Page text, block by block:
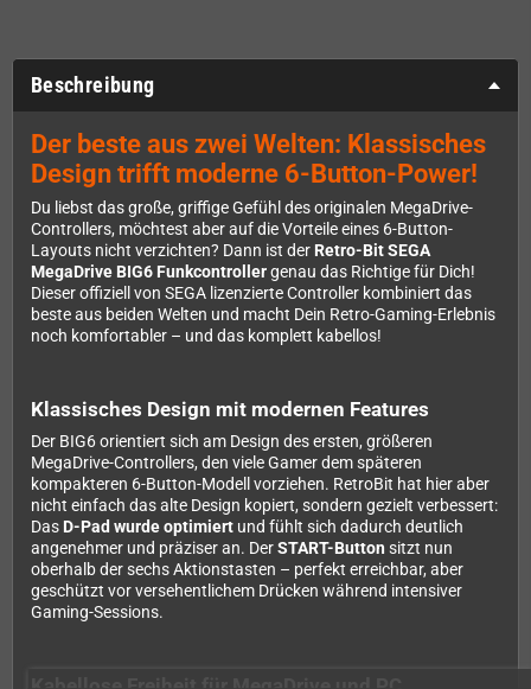
Beschreibung
Der beste aus zwei Welten: Klassisches
Design trifft moderne 6-Button-Power!
Du liebst das große, griffige Gefühl des originalen MegaDrive-
Controllers, möchtest aber auf die Vorteile eines 6-Button-
Layouts nicht verzichten? Dann ist der Retro-Bit SEGA
MegaDrive BIG6 Funkcontrollergenau das Richtige für Dich!
Dieser offiziell von SEGA lizenzierte Controller kombiniert das
beste aus beiden Welten und macht Dein Retro-Gaming-Erlebnis
noch komfortabler – und das komplett kabellos!
Klassisches Design mit modernen Features
Der BIG6 orientiert sich am Design des ersten, größeren
MegaDrive-Controllers, den viele Gamer dem späteren
kompakteren 6-Button-Modell vorziehen. RetroBit hat hier aber
nicht einfach das alte Design kopiert, sondern gezielt verbessert:
Das D-Pad wurde optimiert und fühlt sich dadurch deutlich
angenehmer und präziser an. DerSTART-Button sitzt nun
oberhalb der sechs Aktionstasten – perfekt erreichbar, aber
geschützt vor versehentlichem Drücken während intensiver
Gaming-Sessions.